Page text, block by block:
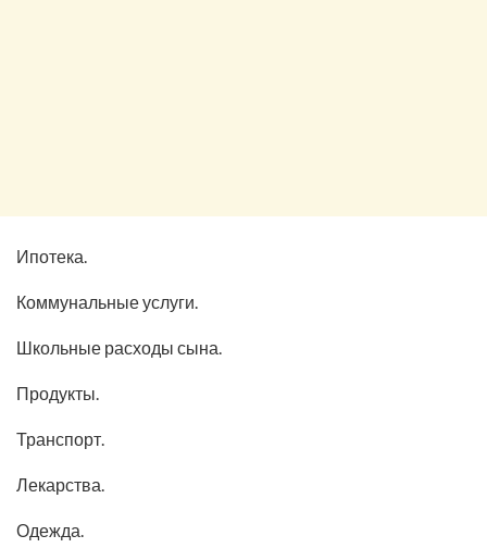
Ипотека.
Коммунальные услуги.
Школьные расходы сына.
Продукты.
Транспорт.
Лекарства.
Одежда.